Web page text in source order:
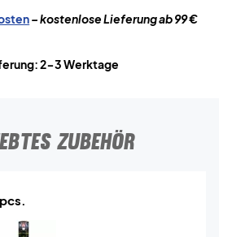
– kostenlose Lieferung ab 99 €
2-3 Werktage
ZUBEHÖR